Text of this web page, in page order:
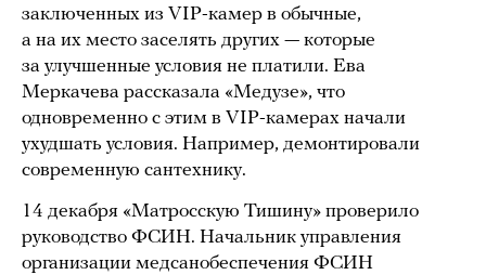
заключенных из VIP-камер в обычные,
а на их место заселять других — которые
за улучшенные условия не платили. Ева
Меркачева рассказала «Медузе», что
одновременно с этим в VIP-камерах начали
ухудшать условия. Например, демонтировали
современную сантехнику.
14 декабря «Матросскую Тишину» проверило
руководство ФСИН. Начальник управления
организации медсанобеспечения ФСИН